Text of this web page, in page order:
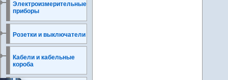
Электроизмерительные
приборы
Розетки и выключатели
Кабели и кабельные
короба